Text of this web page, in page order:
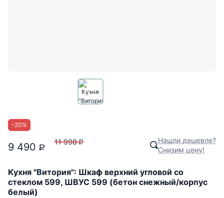
-20%
9 490 P
11 998 P
Нашли дешевле?
Снизим цену!
Кухня "Витория": Шкаф верхний угловой со
стеклом 599, ШВУС 599 (бетон снежный/корпус
белый)